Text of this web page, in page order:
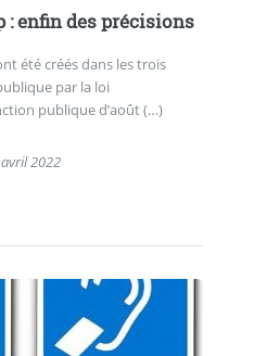
: enfin des précisions
été créés dans les trois
par la loi
publique d’août (…)
2022